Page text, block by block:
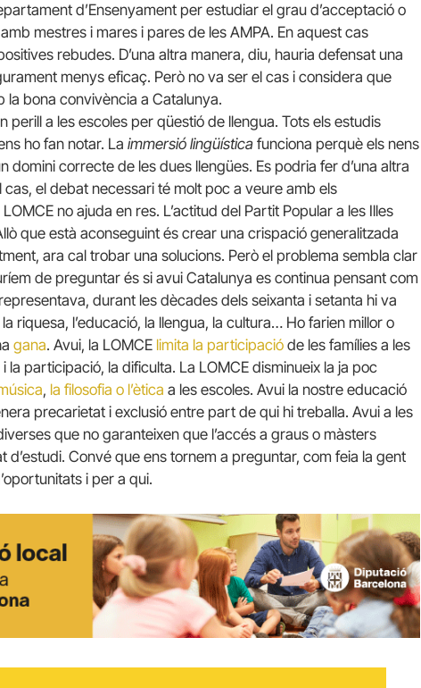
d’Ensenyament per estudiar el grau d’acceptació o
mestres i mares i pares de les AMPA. En aquest cas
rebudes. D’una altra manera, diu, hauria defensat una
menys eficaç. Però no va ser el cas i considera que
la bona convivència a Catalunya.
perill a les escoles per qüestió de llengua. Tots els estudis
ho fan notar. La immersió lingüística funciona perquè els nens
domini correcte de les dues llengües. Es podria fer d’una altra
el debat necessari té molt poc a veure amb els
no ajuda en res. L’actitud del Partit Popular a les Illes
que està aconseguint és crear una crispació generalitzada
ara cal trobar una solucions. Però el problema sembla clar
de preguntar és si avui Catalunya es continua pensant com
durant les dècades dels seixanta i setanta hi va
riquesa, l’educació, la llengua, la cultura… Ho farien millor o
gana. Avui, la LOMCE limita la participació de les famílies a les
participació, la dificulta. La LOMCE disminueix la ja poc
, la filosofia o l’ètica a les escoles. Avui la nostre educació
precarietat i exclusió entre part de qui hi treballa. Avui a les
que no garanteixen que l’accés a graus o màsters
d’estudi. Convé que ens tornem a preguntar, com feia la gent
i per a qui.